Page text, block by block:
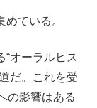
ている。
“オーラルヒス
だ。これを受
の影響はある